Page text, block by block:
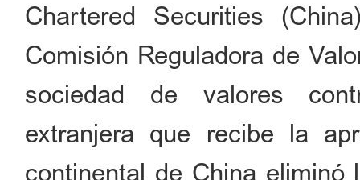
Chartered Securities
Comisión Reguladora de
sociedad de valores
extranjera que recibe la
continental de China